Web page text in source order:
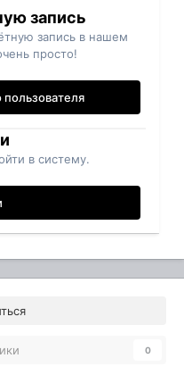
запись
запись в нашем
просто!
пользователя
в систему.
0